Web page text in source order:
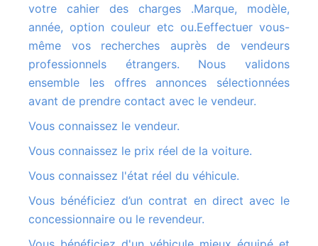
votre cahier des charges .Marque, modèle,
année, option couleur etc ou.Eeffectuer vous-
même vos recherches auprès de vendeurs
professionnels étrangers. Nous validons
ensemble les offres annonces sélectionnées
avant de prendre contact avec le vendeur.
Vous connaissez le vendeur.
Vous connaissez le prix réel de la voiture.
Vous connaissez l'état réel du véhicule.
Vous bénéficiez d’un contrat en direct avec le
concessionnaire ou le revendeur.